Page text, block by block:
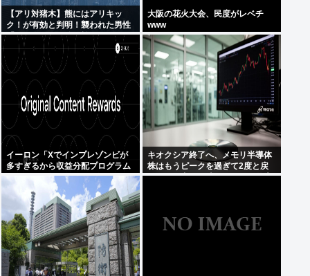
【アリ対猪木】熊にはアリキッ
ク！が有効と判明！襲われた男性
「アリキックで追っ払った」
大阪の花火大会、民度がレベチ
www
イーロン「Xでインプレゾンビが
多すぎるから収益分配プログラム
やめるわ」
キオクシア終了へ、メモリ半導体
株はもうピークを過ぎて2度と戻
らない。中国の時代になると警告